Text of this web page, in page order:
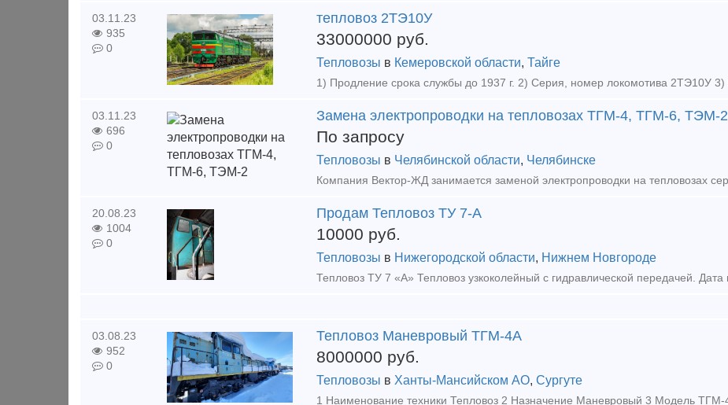
03.11.23
935
0
тепловоз 2ТЭ10У
33000000 руб.
Тепловозы в Кемеровской области, Тайге
03.11.23
696
0
Замена электропроводки на тепловозах ТГМ-4, ТГМ-6, ТЭМ-2
По запросу
Тепловозы в Челябинской области, Челябинске
20.08.23
1004
0
Продам Тепловоз ТУ 7-А
10000 руб.
Тепловозы в Нижегородской области, Нижнем Новгороде
03.08.23
952
0
Тепловоз Маневровый ТГМ-4А
8000000 руб.
Тепловозы в Ханты-Мансийском АО, Сургуте